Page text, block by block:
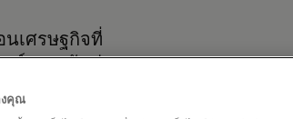
นเศรษฐกิจที่
ห์ 365 วันต่อ
งคุณ